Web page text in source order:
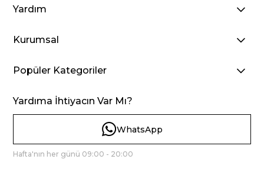
Yardım
Kurumsal
Popüler Kategoriler
Yardıma İhtiyacın Var Mı?
WhatsApp
Hafta'nın her günü 09:00 - 20:00